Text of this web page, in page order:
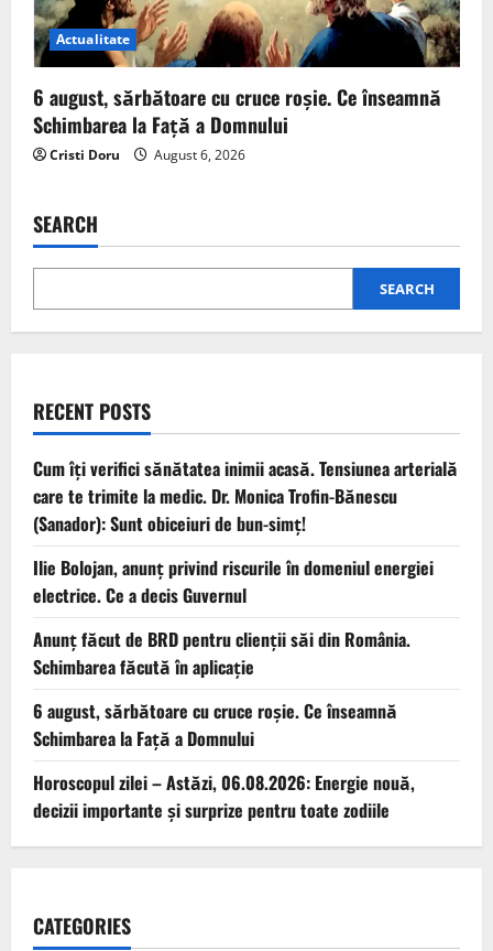
Actualitate
6 august, sărbătoare cu cruce roșie. Ce înseamnă
Schimbarea la Față a Domnului
Cristi Doru August 6, 2026
SEARCH
SEARCH
RECENT POSTS
Cum îți verifici sănătatea inimii acasă. Tensiunea arterială
care te trimite la medic. Dr. Monica Trofin-Bănescu
(Sanador): Sunt obiceiuri de bun-simț!
Ilie Bolojan, anunț privind riscurile în domeniul energiei
electrice. Ce a decis Guvernul
Anunț făcut de BRD pentru clienții săi din România.
Schimbarea făcută în aplicație
6 august, sărbătoare cu cruce roșie. Ce înseamnă
Schimbarea la Față a Domnului
Horoscopul zilei – Astăzi, 06.08.2026: Energie nouă,
decizii importante și surprize pentru toate zodiile
CATEGORIES